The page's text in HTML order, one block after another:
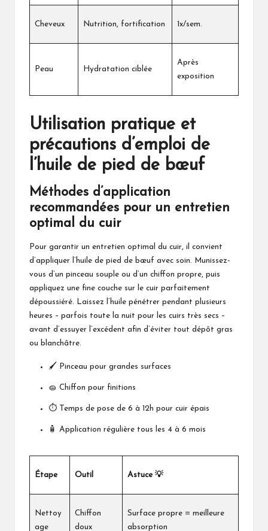
Cheveux Nutrition, fortification 1x/sem.
Peau Hydratation ciblée
Après
exposition
Utilisation pratique et
précautions d’emploi de
l’huile de pied de bœuf
Méthodes d’application
recommandées pour un entretien
optimal du cuir
Pour garantir un entretien optimal du cuir, il convient
d’appliquer l’huile de pied de bœuf avec soin. Munissez-
vous d’un pinceau souple ou d’un chiffon propre, puis
appliquez une fine couche sur le cuir parfaitement
dépoussiéré. Laissez l’huile pénétrer pendant plusieurs
heures – parfois toute la nuit pour les cuirs très secs –
avant d’essuyer l’excédent afin d’éviter tout dépôt gras
ou blanchâtre.
🖌️ Pinceau pour grandes surfaces
🧽 Chiffon pour finitions
⏱️ Temps de pose de 6 à 12h pour cuir épais
🧴 Application régulière tous les 4 à 6 mois
Étape Outil Astuce 💡
Nettoy
age
Chiffon
doux
Surface propre = meilleure
absorption